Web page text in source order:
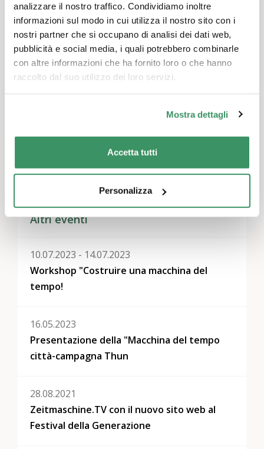
analizzare il nostro traffico. Condividiamo inoltre
informazioni sul modo in cui utilizza il nostro sito con i
nostri partner che si occupano di analisi dei dati web,
pubblicità e social media, i quali potrebbero combinarle
con altre informazioni che ha fornito loro o che hanno
raccolto dal suo utilizzo dei loro servizi.
Mostra dettagli
Accetta tutti
Personalizza
Temi
Estero, Tutta la Svizzera
Altri eventi
10.07.2023 - 14.07.2023
Workshop "Costruire una macchina del
tempo!
16.05.2023
Presentazione della "Macchina del tempo
città-campagna Thun
28.08.2021
Zeitmaschine.TV con il nuovo sito web al
Festival della Generazione
Lascia un commento
Devi essere connessoper inviare un commento.